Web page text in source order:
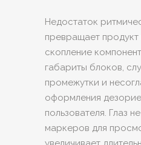
Недостаток
превращает
скопление
габариты блоков,
промежутки и
оформления
пользователя. Глаз
маркеров для